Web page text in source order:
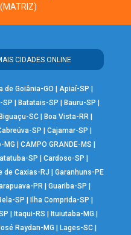
CIDADES ONLINE
de Goiânia-GO Apiaí-SP
SP Batatais-SP Bauru-SP
Biguaçu-SC Boa Vista-RR
SP Cajamar-SP
MG |CAMPO GRANDE-MS
SP Cardoso-SP
de Caxias-RJ
Garanhuns-PE
PR| Guariba-SP
SP Ilha Comprida-SP
Itaqui-RS Ituiutaba-MG
Raydan-MG Lages-SC|